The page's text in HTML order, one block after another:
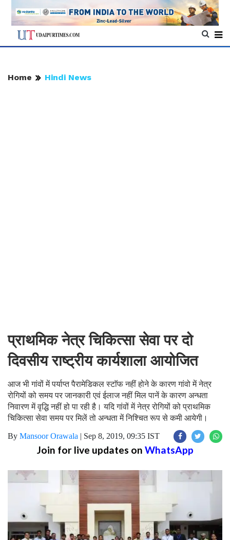
Home Hindi News
प्राथमिक नेत्र चिकित्सा सेवा पर दो
दिवसीय राष्ट्रीय कार्यशाला आयोजित
आज भी गांवों में पर्याप्त पैरामेडिकल स्टाॅफ नहीं होने के कारण गांवो में नेत्र
रोगियों को समय पर जानकारी एवं ईलाज नहीं मिल पानें के कारण अन्धता
निवारण में वृद्धि नहीं हो पा रही है। यदि गांवों में नेत्र रोगियों को प्राथमिक
चिकित्सा सेवा समय पर मिलें तो अन्धता में निश्चित रूप से कमी आयेगी।
By Mansoor Orawala | Sep 8, 2019, 09:35 IST
Join for live updates on WhatsApp